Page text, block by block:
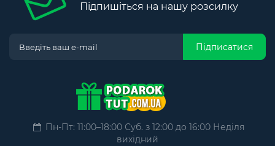
Підпишіться на нашу розсилку
Підписатися
Пн-Пт: 11:00–18:00 Суб. з 12:00 до 16:00 Неділя
вихідний